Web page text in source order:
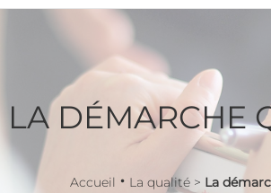
LA DÉMARCHE
Accueil • La qualité > La